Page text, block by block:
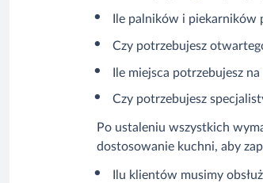
Ile palników i piekarników
Czy potrzebujesz
Ile miejsca potrzebujesz
Czy potrzebujesz
Po ustaleniu wszystkich
dostosowanie kuchni, aby
Ilu klientów musimy